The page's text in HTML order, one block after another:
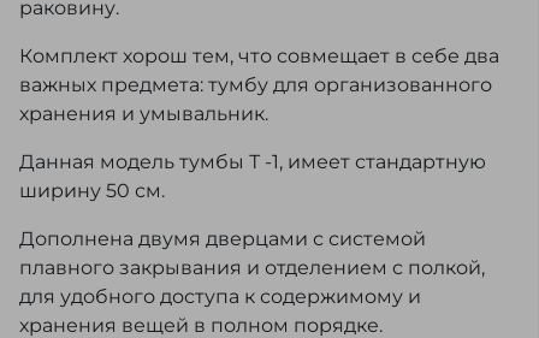
раковину.
Комплект хорош тем, что совмещает в себе два
важных предмета: тумбу для организованного
хранения и умывальник.
Данная модель тумбы Т -1, имеет стандартную
ширину 50 см.
Дополнена двумя дверцами с системой
плавного закрывания и отделением с полкой,
для удобного доступа к содержимому и
хранения вещей в полном порядке.